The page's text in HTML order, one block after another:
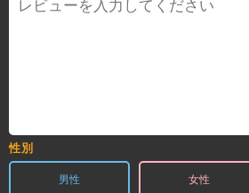
性別
男性 女性